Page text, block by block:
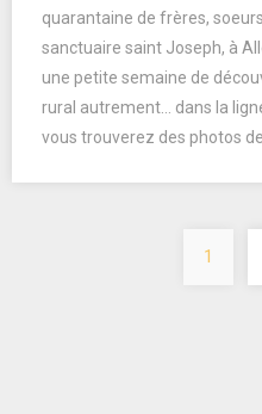
quarantaine de frères,
sanctuaire saint Joseph, à
une petite semaine de
rural autrement… dans la
vous trouverez des photos
1